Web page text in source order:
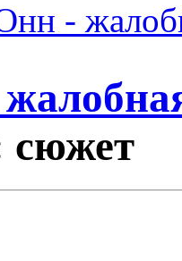
-
сюжет